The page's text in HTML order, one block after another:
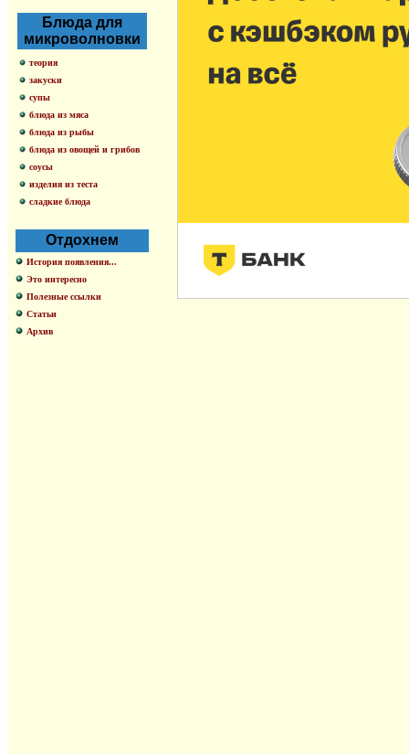
Блюда для
микроволновки
теория
закуски
супы
блюда из мяса
блюда из рыбы
блюда из овощей и грибов
соусы
изделия из теста
сладкие блюда
Отдохнем
История появления...
Это интересно
Полезные ссылки
Статьи
Архив